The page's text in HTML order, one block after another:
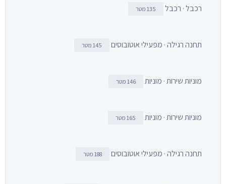
רכבל · רכבל 135 מטר
תחנה רגילה · מפעילי אוטובוסים 145 מטר
מוניות שירות · מוניות 146 מטר
מוניות שירות · מוניות 165 מטר
תחנה רגילה · מפעילי אוטובוסים 188 מטר